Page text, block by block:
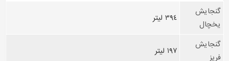
گنجایش
یخچال
394 لیتر
گنجایش
فریز
197 لیتر